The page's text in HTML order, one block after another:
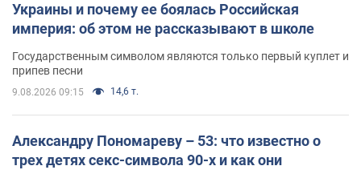
Украины и почему ее боялась Российская
империя: об этом не рассказывают в школе
Государственным символом являются только первый куплет и
припев песни
9.08.2026 09:15 14,6 т.
Александру Пономареву – 53: что известно о
трех детях секс-символа 90-х и как они